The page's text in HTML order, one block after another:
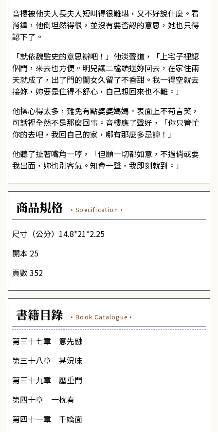
音樓被他夫人長夫人短叫得很難堪，又不好說什麼。看
肖鐸，他倒坦然得很，並沒有要否認的意思，她也只得
認下了。
「就依魏監史的意思辦吧！」他淡聲道，「上宅子裡認
個門，來去也方便。明兒讓二檔頭送妳回去，在家住兩
天就成了，出了門的閨女久留了不香甜。我一得空就去
接妳，妳要是住得不舒心，自己想回來也不難。」
他操心得太多，難免有點婆婆媽媽。表面上不苟言笑，
可話裡全然不是那麼回事。音樓應了聲好，「你只管忙
你的去吧，我回自己的家，哪有那麼多忌諱！」
他聽了扯著嘴角一哼，「但願一切都如意，不過倘或要
我出面，妳也別客氣。知會一聲，我即刻就到。」
商品規格 ·Specification·
尺寸（公分）14.8*21*2.25
開本 25
頁數 352
書籍目錄 ·Book Catalogue·
第三十七章 意先融
第三十八章 甚況味
第三十九章 壓重門
第四十章 一枕春
第四十一章 千嬌面